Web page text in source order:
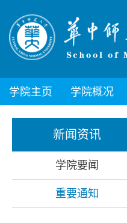
学院主页 学院概况
新闻资讯
学院要闻
重要通知